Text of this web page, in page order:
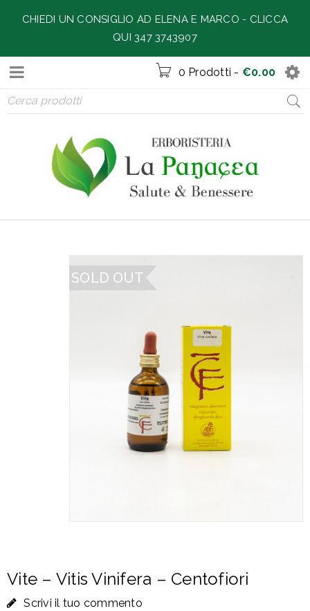
0 Prodotti - €0.00
SOLD OUT
Vite – Vitis Vinifera – Centofiori
Scrivi il tuo commento
CHIEDI UN CONSIGLIO AD ELENA E MARCO - CLICCA
QUI 347 3743907